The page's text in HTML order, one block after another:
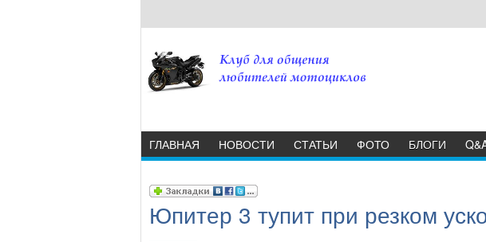
ГЛАВНАЯ НОВОСТИ СТАТЬИ ФОТО БЛОГИ
Юпитер 3 тупит при резком